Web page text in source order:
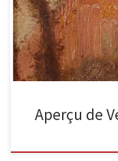
Versailles. Il est […]
Aperçu de